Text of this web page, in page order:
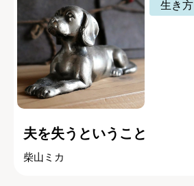
生き方
夫を失うということ
柴山ミカ